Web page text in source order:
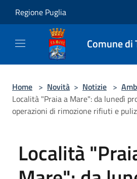
Regione Puglia
Comune di
Home > Novità > Notizie >
Località "Praia a Mare": da lunedì
operazioni di rimozione rifiuti e
Località